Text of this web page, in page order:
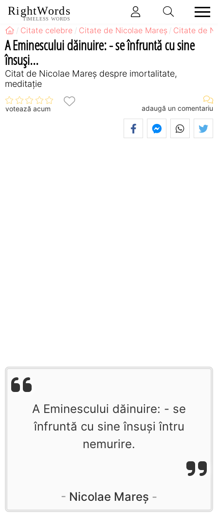
RightWords
TIMELESS WORDS
Citate celebre Citate de Nicolae Mareș Citate de
A Eminescului dăinuire: - se înfruntă cu sine
însuși...
Citat de Nicolae Mareș despre imortalitate,
meditație
votează acum adaugă un comentariu
A Eminescului dăinuire: - se
înfruntă cu sine însuși întru
nemurire.
Nicolae Mareș